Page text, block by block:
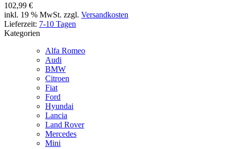
102,99 €
inkl. 19 % MwSt. zzgl. Versandkosten
Lieferzeit: 7-10 Tagen
Kategorien
Alfa Romeo
Audi
BMW
Citroen
Fiat
Ford
Hyundai
Lancia
Land Rover
Mercedes
Mini